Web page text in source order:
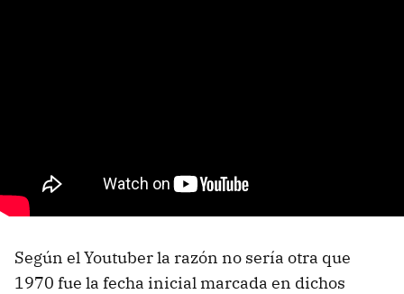
Según el Youtuber la razón no sería otra que
1970 fue la fecha inicial marcada en dichos